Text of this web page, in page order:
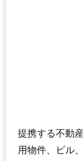
提携する不動
用物件、ビル